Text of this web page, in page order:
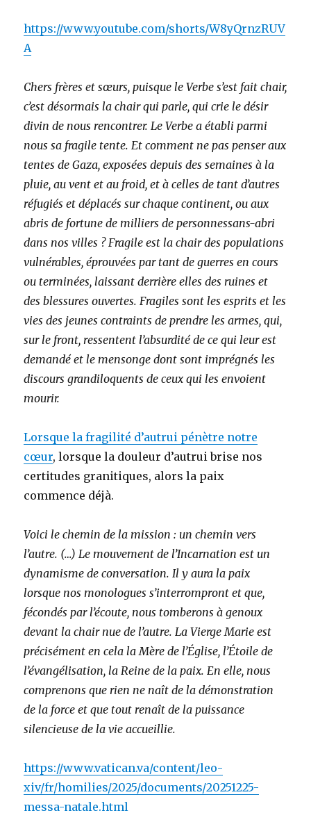
https://www.youtube.com/shorts/W8yQrnzRUV
A
Chers frères et sœurs, puisque le Verbe s’est fait chair,
c’est désormais la chair qui parle, qui crie le désir
divin de nous rencontrer. Le Verbe a établi parmi
nous sa fragile tente. Et comment ne pas penser aux
tentes de Gaza, exposées depuis des semaines à la
pluie, au vent et au froid, et à celles de tant d’autres
réfugiés et déplacés sur chaque continent, ou aux
abris de fortune de milliers de personnessans-abri
dans nos villes ? Fragile est la chair des populations
vulnérables, éprouvées par tant de guerres en cours
ou terminées, laissant derrière elles des ruines et
des blessures ouvertes. Fragiles sont les esprits et les
vies des jeunes contraints de prendre les armes, qui,
sur le front, ressentent l’absurdité de ce qui leur est
demandé et le mensonge dont sont imprégnés les
discours grandiloquents de ceux qui les envoient
mourir.
Lorsque la fragilité d’autrui pénètre notre
cœur, lorsque la douleur d’autrui brise nos
certitudes granitiques, alors la paix
commence déjà.
Voici le chemin de la mission : un chemin vers
l’autre. (…) Le mouvement de l’Incarnation est un
dynamisme de conversation. Il y aura la paix
lorsque nos monologues s’interrompront et que,
fécondés par l’écoute, nous tomberons à genoux
devant la chair nue de l’autre. La Vierge Marie est
précisément en cela la Mère de l’Église, l’Étoile de
l’évangélisation, la Reine de la paix. En elle, nous
comprenons que rien ne naît de la démonstration
de la force et que tout renaît de la puissance
silencieuse de la vie accueillie.
https://www.vatican.va/content/leo-
xiv/fr/homilies/2025/documents/20251225-
messa-natale.html